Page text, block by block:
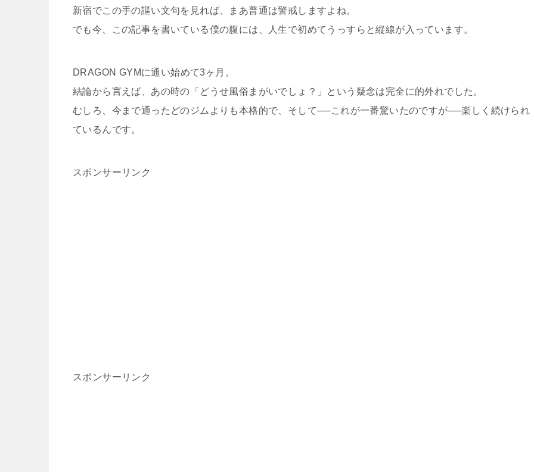
新宿でこの手の謳い文句を見れば、まあ普通は警戒しますよね。
でも今、この記事を書いている僕の腹には、人生で初めてうっすらと縦線が入っています。
DRAGON GYMに通い始めて3ヶ月。
結論から言えば、あの時の「どうせ風俗まがいでしょ？」という疑念は完全に的外れでした。
むしろ、今まで通ったどのジムよりも本格的で、そして──これが一番驚いたのですが──楽しく続けられ
ているんです。
スポンサーリンク
スポンサーリンク